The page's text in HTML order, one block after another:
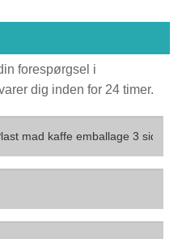
forespørgsel i
dig inden for 24 timer.